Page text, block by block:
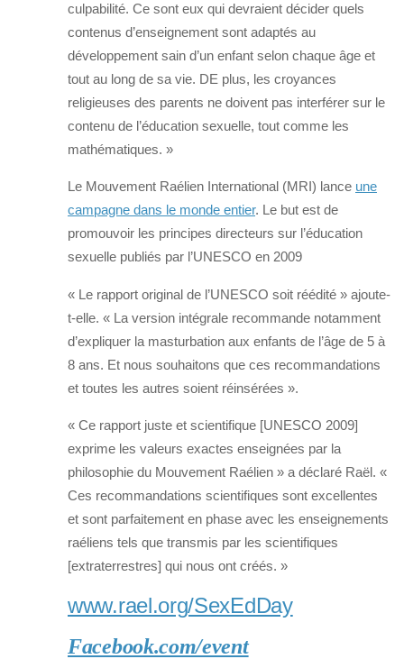
culpabilité. Ce sont eux qui devraient décider quels
contenus d’enseignement sont adaptés au
développement sain d’un enfant selon chaque âge et
tout au long de sa vie. DE plus, les croyances
religieuses des parents ne doivent pas interférer sur le
contenu de l’éducation sexuelle, tout comme les
mathématiques. »
Le Mouvement Raélien International (MRI) lance une
campagne dans le monde entier. Le but est de
promouvoir les principes directeurs sur l’éducation
sexuelle publiés par l’UNESCO en 2009
« Le rapport original de l’UNESCO soit réédité » ajoute-
t-elle. « La version intégrale recommande notamment
d’expliquer la masturbation aux enfants de l’âge de 5 à
8 ans. Et nous souhaitons que ces recommandations
et toutes les autres soient réinsérées ».
« Ce rapport juste et scientifique [UNESCO 2009]
exprime les valeurs exactes enseignées par la
philosophie du Mouvement Raélien » a déclaré Raël. «
Ces recommandations scientifiques sont excellentes
et sont parfaitement en phase avec les enseignements
raéliens tels que transmis par les scientifiques
[extraterrestres] qui nous ont créés. »
www.rael.org/SexEdDay
Facebook.com/event